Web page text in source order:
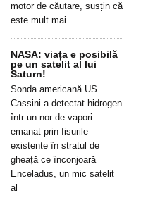
motor de căutare, susțin că
este mult mai
NASA: viața e posibilă
pe un satelit al lui
Saturn!
Sonda americană US
Cassini a detectat hidrogen
într-un nor de vapori
emanat prin fisurile
existente în stratul de
gheață ce înconjoară
Enceladus, un mic satelit
al